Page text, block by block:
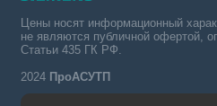
Цены носят информационный
не являются публичной офертой,
Статьи 435 ГК РФ.
2024 ПроАСУТП